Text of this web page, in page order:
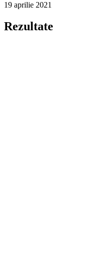
19 aprilie 2021
Rezultate